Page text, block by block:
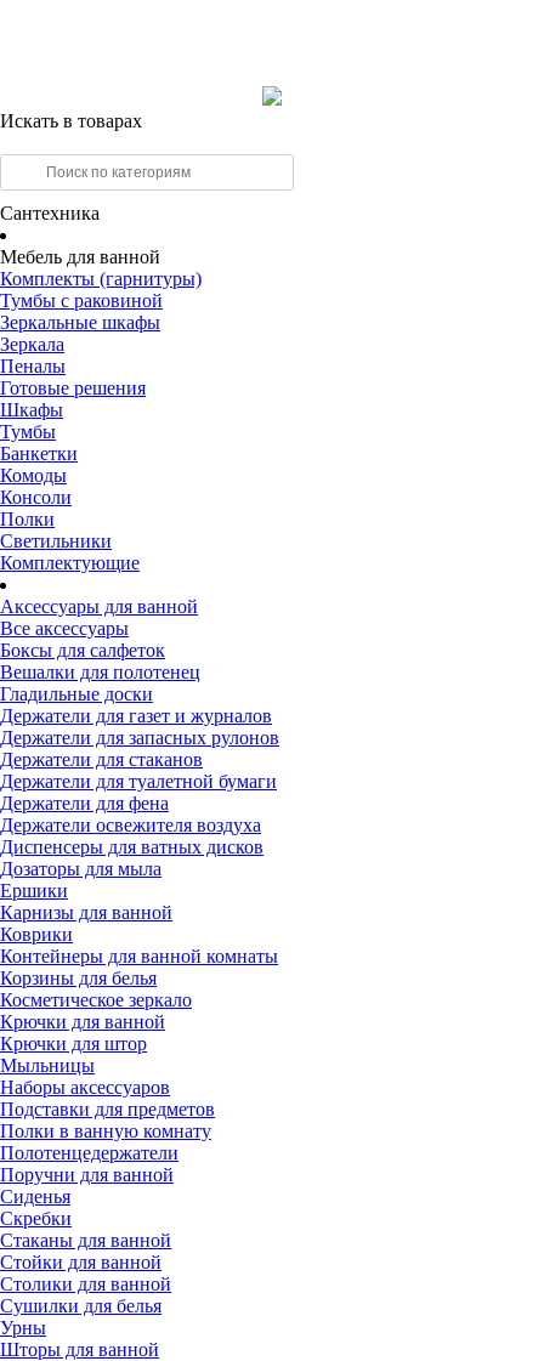
Искать в товарах
Сантехника
Мебель для ванной
Комплекты (гарнитуры)
Тумбы с раковиной
Зеркальные шкафы
Зеркала
Пеналы
Готовые решения
Шкафы
Тумбы
Банкетки
Комоды
Консоли
Полки
Светильники
Комплектующие
Аксессуары для ванной
Все аксессуары
Боксы для салфеток
Вешалки для полотенец
Гладильные доски
Держатели для газет и журналов
Держатели для запасных рулонов
Держатели для стаканов
Держатели для туалетной бумаги
Держатели для фена
Держатели освежителя воздуха
Диспенсеры для ватных дисков
Дозаторы для мыла
Ершики
Карнизы для ванной
Коврики
Контейнеры для ванной комнаты
Корзины для белья
Косметическое зеркало
Крючки для ванной
Крючки для штор
Мыльницы
Наборы аксессуаров
Подставки для предметов
Полки в ванную комнату
Полотенцедержатели
Поручни для ванной
Сиденья
Скребки
Стаканы для ванной
Стойки для ванной
Столики для ванной
Сушилки для белья
Урны
Шторы для ванной